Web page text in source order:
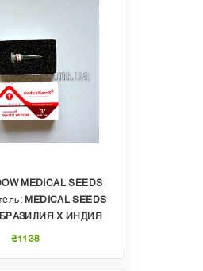
MEDICAL SEEDS
MEDICAL SEEDS
БРАЗИЛИЯ Х ИНДИЯ
₴1138